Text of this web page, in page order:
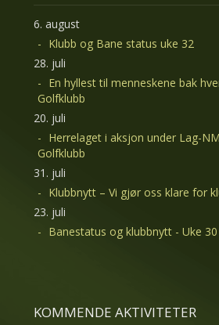
6. august
Klubb og Bane status uke 32
28. juli
En hyllest til menneskene bak
Golfklubb
20. juli
Herrelaget i aksjon under Lag-
Golfklubb
31. juli
Klubbnytt – Vi gjør oss klare for
23. juli
Banestatus og klubbnytt - Uke 30
KOMMENDE AKTIVITETER